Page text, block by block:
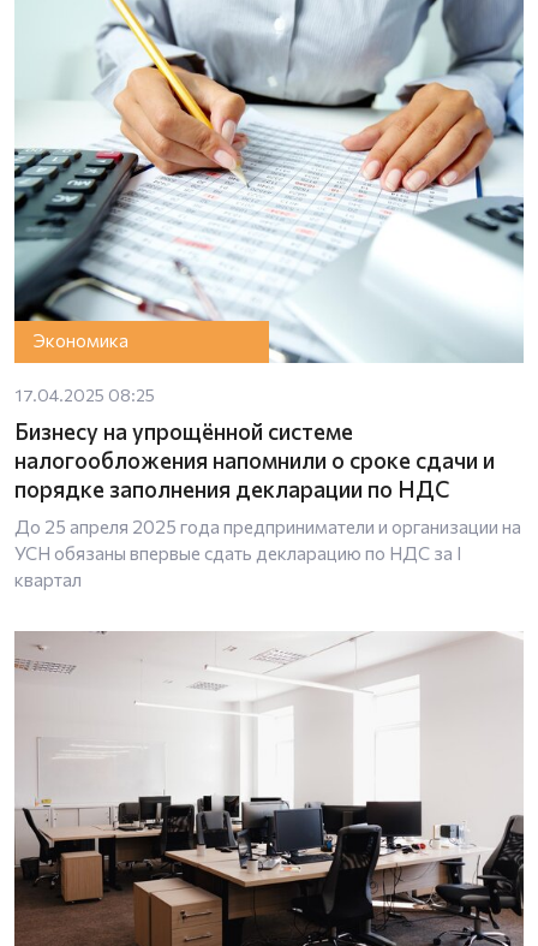
Экономика
17.04.2025 08:25
Бизнесу на упрощённой системе
налогообложения напомнили о сроке сдачи и
порядке заполнения декларации по НДС
До 25 апреля 2025 года предприниматели и организации на
УСН обязаны впервые сдать декларацию по НДС за I
квартал